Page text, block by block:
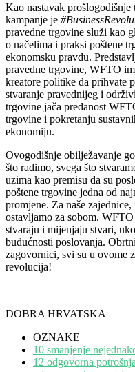
Kao nastavak prošlogodišnje
kampanje je
pravedne trgovine služi kao
o načelima i praksi poštene
ekonomsku pravdu.
pravedne trgovine, WFTO
kreatore politike da prihvate
stvaranje pravednijeg i
trgovine jača predanost
trgovine i pokretanju
ekonomiju.
Ovogodišnje obilježavanje
što radimo, svega što
uzima kao premisu da su
poštene trgovine jedna od
promjene. Za naše
ostavljamo za sobom.
stvaraju i mijenjaju stvari,
budućnosti poslovanja.
zagovornici, svi su u ovome
revolucija!
DOBRA HRVATSKA
OZNAKE
10 smanjenje
12 odgovorna